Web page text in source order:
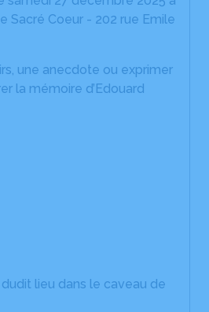
Sacré Coeur - 202 rue Emile
une anecdote ou exprimer
la mémoire d’Edouard
lieu dans le caveau de